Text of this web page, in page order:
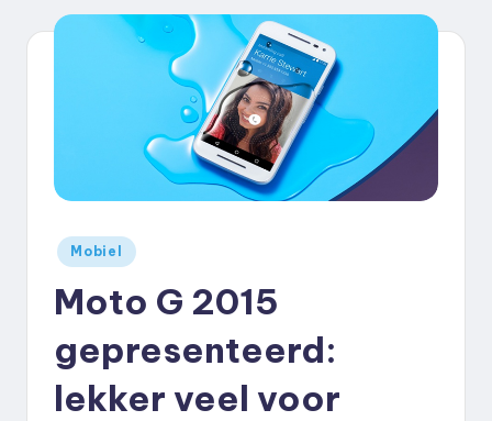
Geplaatst
in
Mobiel
Moto G 2015
gepresenteerd:
lekker veel voor